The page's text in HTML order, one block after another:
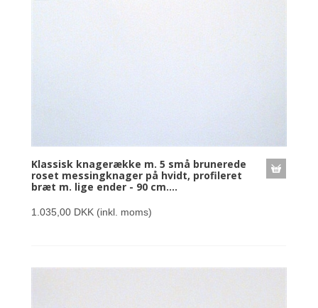
Klassisk knagerække m. 5 små brunerede
roset messingknager på hvidt, profileret
bræt m. lige ender - 90 cm....
1.035,00 DKK (inkl. moms)